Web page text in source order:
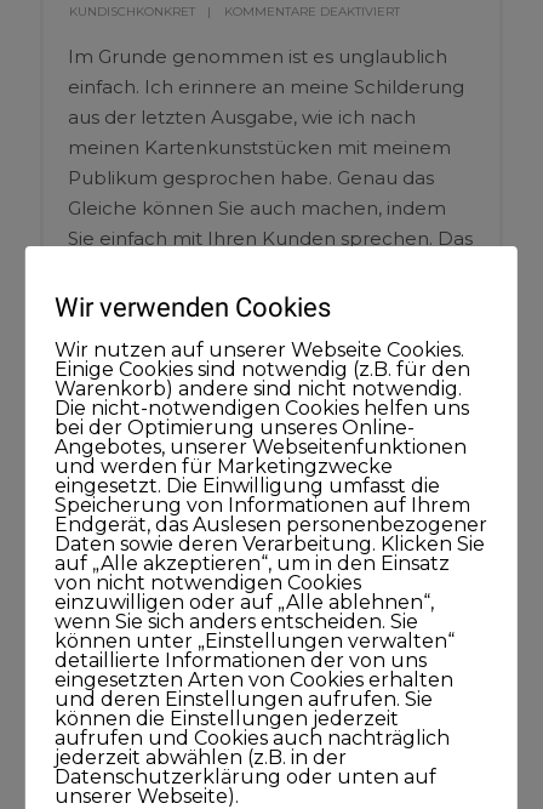
KUNDISCHKONKRET
KOMMENTARE DEAKTIVIERT
Im Grunde genommen ist es unglaublich
einfach. Ich erinnere an meine Schilderung
aus der letzten Ausgabe, wie ich nach
meinen Kartenkunststücken mit meinem
Publikum gesprochen habe. Genau das
Gleiche können Sie auch machen, indem
Sie einfach mit Ihren Kunden sprechen. Das
S K. Diese bilden das englische Wort »ASK«,
worauf es ankommt und lesen Sie, wie Sie
noch sehr viel mehr erfahren.
Wir verwenden Cookies
Wir nutzen auf unserer Webseite Cookies.
Einige Cookies sind notwendig (z.B. für den
Warenkorb) andere sind nicht notwendig.
Die nicht-notwendigen Cookies helfen uns
bei der Optimierung unseres Online-
Angebotes, unserer Webseitenfunktionen
und werden für Marketingzwecke
eingesetzt. Die Einwilligung umfasst die
Speicherung von Informationen auf Ihrem
Endgerät, das Auslesen personenbezogener
Daten sowie deren Verarbeitung. Klicken Sie
auf „Alle akzeptieren“, um in den Einsatz
von nicht notwendigen Cookies
einzuwilligen oder auf „Alle ablehnen“,
wenn Sie sich anders entscheiden. Sie
können unter „Einstellungen verwalten“
detaillierte Informationen der von uns
eingesetzten Arten von Cookies erhalten
und deren Einstellungen aufrufen. Sie
können die Einstellungen jederzeit
aufrufen und Cookies auch nachträglich
jederzeit abwählen (z.B. in der
Datenschutzerklärung oder unten auf
unserer Webseite).